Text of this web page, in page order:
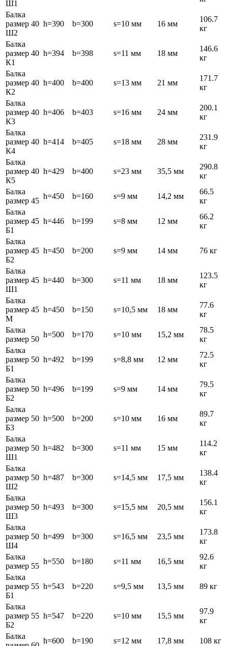
Ш1
Балка
размер 40
Ш2
h=390 b=300 s=10 мм 16 мм
106.7
кг
Балка
размер 40
К1
h=394 b=398 s=11 мм 18 мм
146.6
кг
Балка
размер 40
К2
h=400 b=400 s=13 мм 21 мм
171.7
кг
Балка
размер 40
К3
h=406 b=403 s=16 мм 24 мм
200.1
кг
Балка
размер 40
К4
h=414 b=405 s=18 мм 28 мм
231.9
кг
Балка
размер 40
К5
h=429 b=400 s=23 мм 35,5 мм
290.8
кг
Балка
размер 45
h=450 b=160 s=9 мм 14,2 мм
66.5
кг
Балка
размер 45
Б1
h=446 b=199 s=8 мм 12 мм
66.2
кг
Балка
размер 45
Б2
h=450 b=200 s=9 мм 14 мм 76 кг
Балка
размер 45
Ш1
h=440 b=300 s=11 мм 18 мм
123.5
кг
Балка
размер 45
М
h=450 b=150 s=10,5 мм 18 мм
77.6
кг
Балка
размер 50
h=500 b=170 s=10 мм 15,2 мм
78.5
кг
Балка
размер 50
Б1
h=492 b=199 s=8,8 мм 12 мм
72.5
кг
Балка
размер 50
Б2
h=496 b=199 s=9 мм 14 мм
79.5
кг
Балка
размер 50
Б3
h=500 b=200 s=10 мм 16 мм
89.7
кг
Балка
размер 50
Ш1
h=482 b=300 s=11 мм 15 мм
114.2
кг
Балка
размер 50
Ш2
h=487 b=300 s=14,5 мм 17,5 мм
138.4
кг
Балка
размер 50
Ш3
h=493 b=300 s=15,5 мм 20,5 мм
156.1
кг
Балка
размер 50
Ш4
h=499 b=300 s=16,5 мм 23,5 мм
173.8
кг
Балка
размер 55
h=550 b=180 s=11 мм 16,5 мм
92.6
кг
Балка
размер 55
Б1
h=543 b=220 s=9,5 мм 13,5 мм 89 кг
Балка
размер 55
Б2
h=547 b=220 s=10 мм 15,5 мм
97.9
кг
Балка
h=600 b=190 s=12 мм 17,8 мм 108 кг